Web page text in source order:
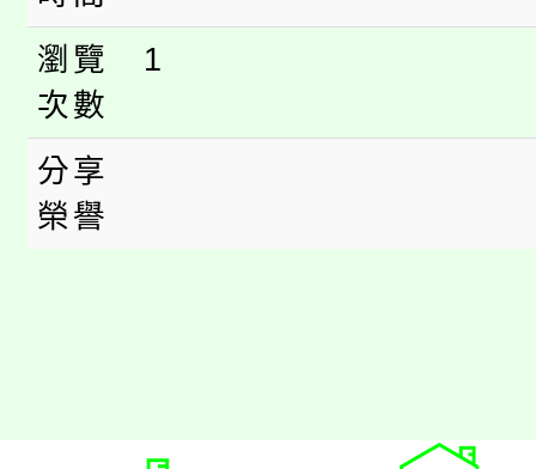
瀏覽
次數
1
分享
榮譽